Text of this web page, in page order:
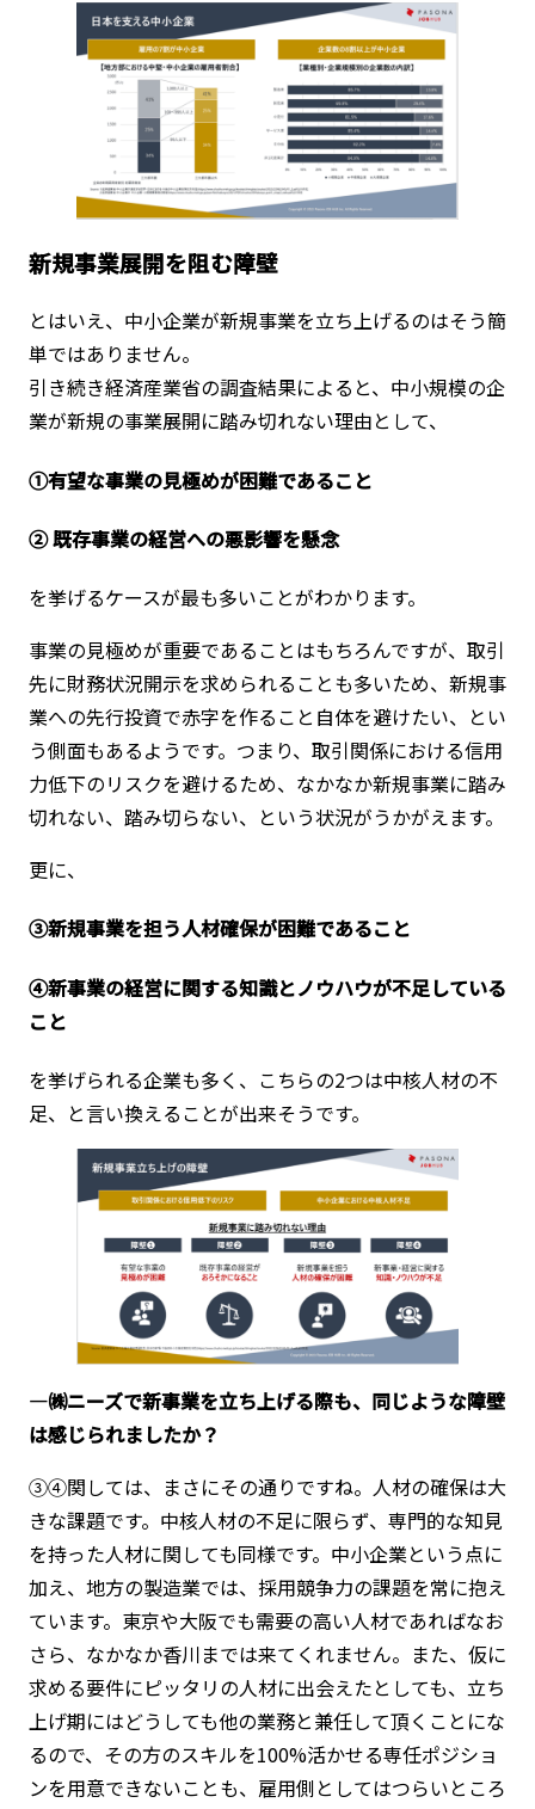
新規事業展開を阻む障壁
とはいえ、中小企業が新規事業を立ち上げるのはそう簡
単ではありません。
引き続き経済産業省の調査結果によると、中小規模の企
業が新規の事業展開に踏み切れない理由として、
➀有望な事業の見極めが困難であること
② 既存事業の経営への悪影響を懸念
を挙げるケースが最も多いことがわかります。
事業の見極めが重要であることはもちろんですが、取引
先に財務状況開示を求められることも多いため、新規事
業への先行投資で赤字を作ること自体を避けたい、とい
う側面もあるようです。つまり、取引関係における信用
力低下のリスクを避けるため、なかなか新規事業に踏み
切れない、踏み切らない、という状況がうかがえます。
更に、
③新規事業を担う人材確保が困難であること
④新事業の経営に関する知識とノウハウが不足している
こと
を挙げられる企業も多く、こちらの2つは中核人材の不
足、と言い換えることが出来そうです。
―㈱ニーズで新事業を立ち上げる際も、同じような障壁
は感じられましたか？
③④関しては、まさにその通りですね。人材の確保は大
きな課題です。中核人材の不足に限らず、専門的な知見
を持った人材に関しても同様です。中小企業という点に
加え、地方の製造業では、採用競争力の課題を常に抱え
ています。東京や大阪でも需要の高い人材であればなお
さら、なかなか香川までは来てくれません。また、仮に
求める要件にピッタリの人材に出会えたとしても、立ち
上げ期にはどうしても他の業務と兼任して頂くことにな
るので、その方のスキルを100%活かせる専任ポジショ
ンを用意できないことも、雇用側としてはつらいところ